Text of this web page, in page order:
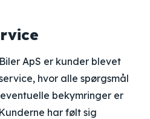
ApS er kunder blevet
hvor alle spørgsmål
bekymringer er
har følt sig